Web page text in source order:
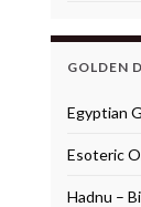
GOLDEN
Egyptian
Esoteric
Hadnu –